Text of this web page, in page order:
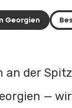
Georgien
an der
— wir